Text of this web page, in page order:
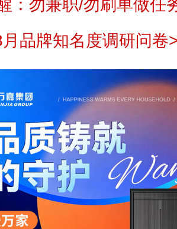
：勿兼职/勿刷单做任
品牌知名度调研问卷